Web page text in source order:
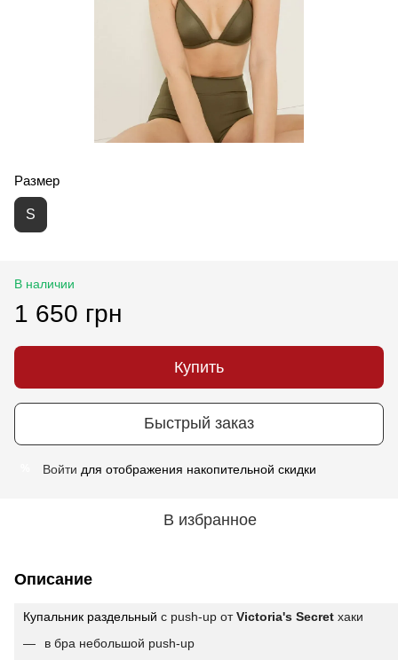
Размер
S
В наличии
1 650 грн
Купить
Быстрый заказ
Войти для отображения накопительной скидки
В избранное
Описание
Купальник раздельный c push-up отVictoria's Secret хаки
в бра небольшой push-up